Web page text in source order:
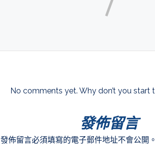
No comments yet. Why don’t you start
發佈留言
發佈留言必須填寫的電子郵件地址不會公開。